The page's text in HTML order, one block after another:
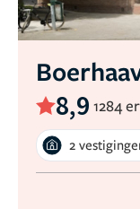
8,9 1284
2